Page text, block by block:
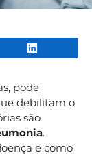
pode
debilitam o
são
.
e como